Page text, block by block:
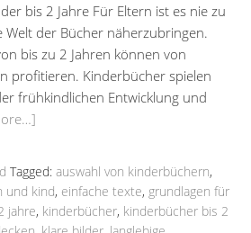
bis 2 Jahre Für Eltern ist es nie zu
der Bücher näherzubringen.
bis zu 2 Jahren können von
profitieren. Kinderbücher spielen
frühkindlichen Entwicklung und
Tagged: auswahl von kinderbüchern,
und kind, einfache texte, grundlagen für
jahre, kinderbücher, kinderbücher bis 2